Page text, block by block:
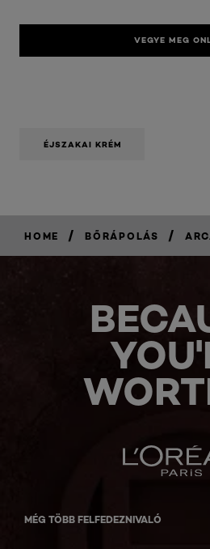
VEGYE MEG
ÉJSZAKAI KRÉM
HOME / BŐRÁPOLÁS /
MÉG TÖBB FELFEDEZNIVALÓ